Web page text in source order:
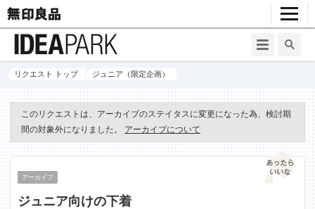
リクエスト トップ ジュニア（限定企画）
このリクエストは、アーカイブのステイタスに変更になった為、検討期
間の対象外になりました。
アーカイブについて
アーカイブ
ジュニア向けの下着